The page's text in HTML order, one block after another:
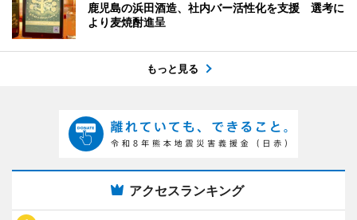
鹿児島の浜田酒造、社内バー活性化を支援 選考に
より麦焼酎進呈
もっと見る
アクセスランキング